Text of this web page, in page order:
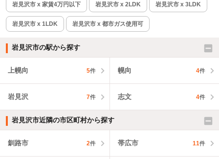
岩見沢市 x 家賃4万円以下 岩見沢市 x 2LDK 岩見沢市 x 3LDK
岩見沢市 x 1LDK 岩見沢市 x 都市ガス使用可
岩見沢市の駅から探す
上幌向 5件 幌向 4件
岩見沢 7件 志文 4件
岩見沢市近隣の市区町村から探す
釧路市 2件 帯広市 11件